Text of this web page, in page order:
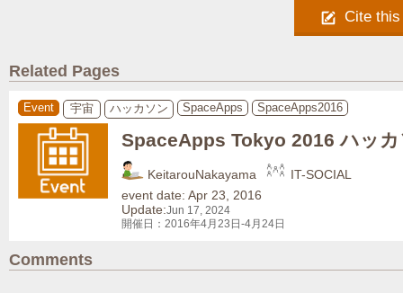
Cite this
Related Pages
Event 宇宙 ハッカソン SpaceApps SpaceApps2016
SpaceApps Tokyo 2016 ハッ
KeitarouNakayama
IT-SOCIAL
event date: Apr 23, 2016
Update:Jun 17, 2024
開催日：2016年4月23日-4月24日
Comments